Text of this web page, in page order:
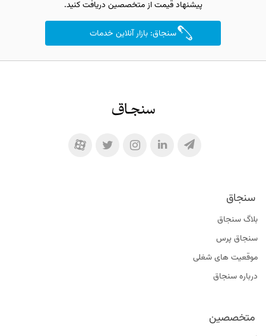
پیشنهاد قیمت از متخصصین دریافت کنید.
سنجاق: بازار آنلاین خدمات
سنجاق
بلاگ سنجاق
سنجاق پرس
موقعیت‌ های شغلی
درباره سنجاق
متخصصین